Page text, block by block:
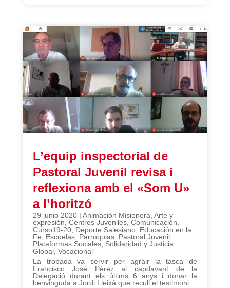
L’equip inspectorial de
Pastoral Juvenil revisa i
reflexiona amb el «Som U»
a l’horitzó
29 junio 2020| Animación Misionera Arte y
expresión Centros Juveniles, Comunicación
Curso19-20, Deporte Salesiano, Educación en la
Fe
Escuelas, Parroquias, Pastoral Juvenil,
Plataformas Sociales, Solidaridad y Justicia
Global, Vocacional
La trobada va servir per agrair la tasca de
Francisco José Pérez al capdavant de la
Delegació durant els últims 6 anys i donar la
benvinguda a Jordi Lleixà que recull el testimoni.